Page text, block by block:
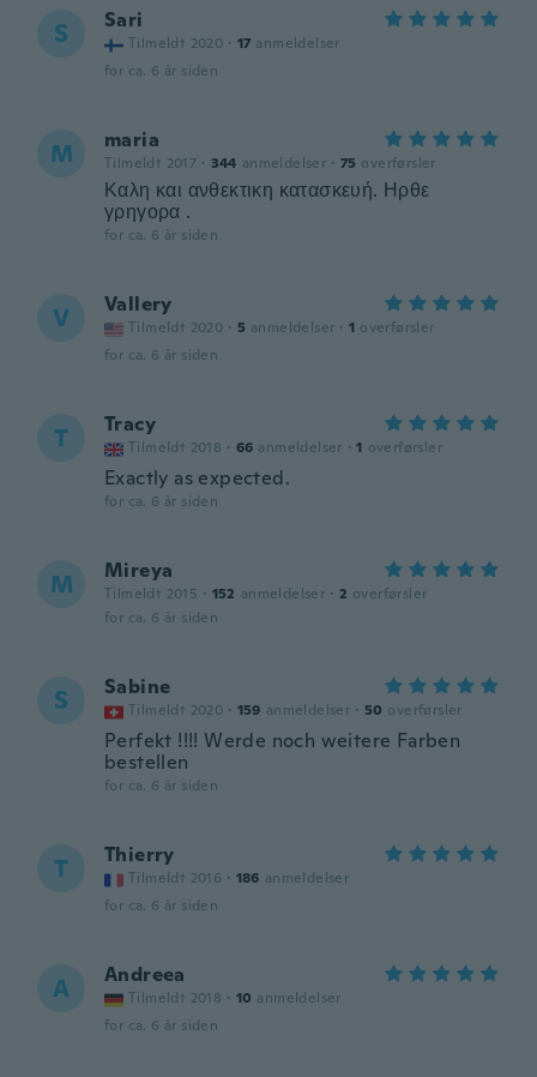
S Sari
Tilmeldt 2020 · 17 anmeldelser
for ca. 6 år siden
M maria
Tilmeldt 2017 · 344 anmeldelser · 75 overførsler
Καλη και ανθεκτικη κατασκευή. Ηρθε
γρηγορα .
for ca. 6 år siden
V Vallery
Tilmeldt 2020 · 5 anmeldelser · 1 overførsler
for ca. 6 år siden
T Tracy
Tilmeldt 2018 · 66 anmeldelser · 1 overførsler
Exactly as expected.
for ca. 6 år siden
M Mireya
Tilmeldt 2015 · 152 anmeldelser · 2 overførsler
for ca. 6 år siden
S Sabine
Tilmeldt 2020 · 159 anmeldelser · 50 overførsler
Perfekt !!!! Werde noch weitere Farben
bestellen
for ca. 6 år siden
T Thierry
Tilmeldt 2016 · 186 anmeldelser
for ca. 6 år siden
A Andreea
Tilmeldt 2018 · 10 anmeldelser
for ca. 6 år siden